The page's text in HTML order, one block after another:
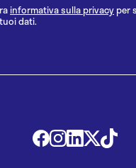
informativa sulla privacy per
dati.